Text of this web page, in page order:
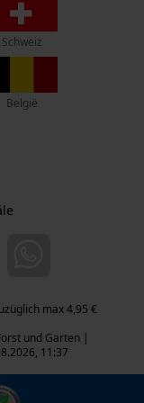
Schweiz
België
max 4,95 €
und Garten |
11:37